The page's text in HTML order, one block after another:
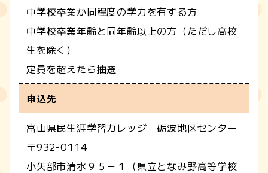
中学校卒業か同程度の学力を有する方
中学校卒業年齢と同年齢以上の方（ただし高校
生を除く）
定員を超えたら抽選
申込先
富山県民生涯学習カレッジ 砺波地区センター
〒932-0114
小矢部市清水９５－１（県立となみ野高等学校